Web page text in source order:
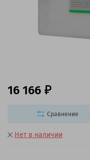
Нет в наличии
16 166
Сравнение